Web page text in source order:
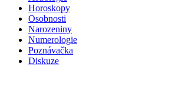
Horoskopy
Osobnosti
Narozeniny
Numerologie
Poznávačka
Diskuze